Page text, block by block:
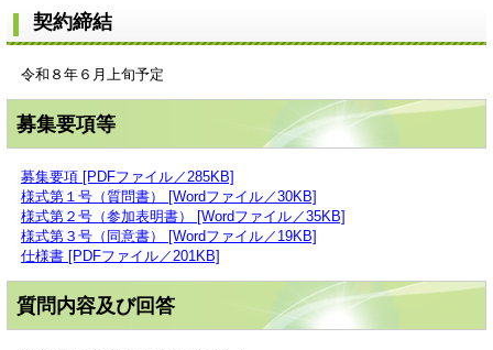
契約締結
令和８年６月上旬予定
募集要項等
募集要項 [PDFファイル／285KB]
様式第１号（質問書） [Wordファイル／30KB]
様式第２号（参加表明書） [Wordファイル／35KB]
様式第３号（同意書） [Wordファイル／19KB]
仕様書 [PDFファイル／201KB]
質問内容及び回答